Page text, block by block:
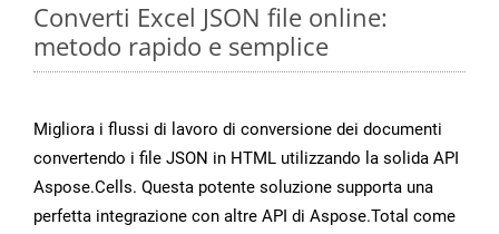
Converti Excel JSON file online:
metodo rapido e semplice
Migliora i flussi di lavoro di conversione dei documenti
convertendo i file JSON in HTML utilizzando la solida API
Aspose.Cells. Questa potente soluzione supporta una
perfetta integrazione con altre API di Aspose.Total come